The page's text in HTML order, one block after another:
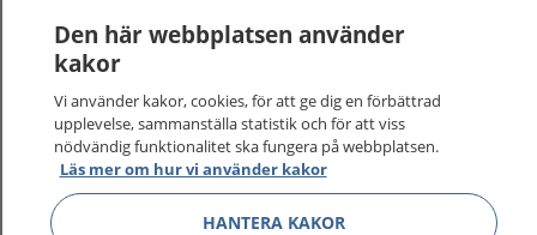
1177 – tryggt om din hälsa och vård
På 1177.se får du råd om hälsa och information om
sjukdomar och vilka mottagningar du kan kontakta.
Logga in för att läsa din journal och göra dina
vårdärenden. Ring telefonnummer 1177 för
sjukvårdsrådgivning dygnet runt.
1177 ger dig råd när du vill må bättre.
Den här webbplatsen använder
kakor
Vi använder kakor, cookies, för att ge dig en förbättrad
upplevelse, sammanställa statistik och för att viss
nödvändig funktionalitet ska fungera på webbplatsen.
Läs mer om hur vi använder kakor
HANTERA KAKOR